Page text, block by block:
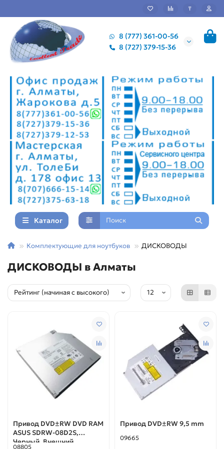
₸
8 (777) 361-00-56
8 (727) 379-15-36
Каталог
Комплектующие для ноутбуков ДИСКОВОДЫ
ДИСКОВОДЫ в Алматы
Привод DVD±RW DVD RAM
ASUS SDRW-08D2S,
Черный. Внешний
08805
Привод DVD±RW 9,5 mm
09665